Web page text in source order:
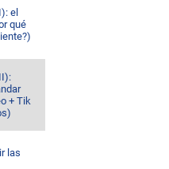
el
qué
+ Tik
las